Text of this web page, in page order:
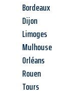
Bordeaux
Dijon
Limoges
Mulhouse
Orléans
Rouen
Tours